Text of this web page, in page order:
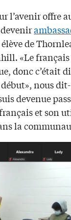
l’avenir offre
devenir
de
«Le
donc c’était
nous
devenue
et son
la